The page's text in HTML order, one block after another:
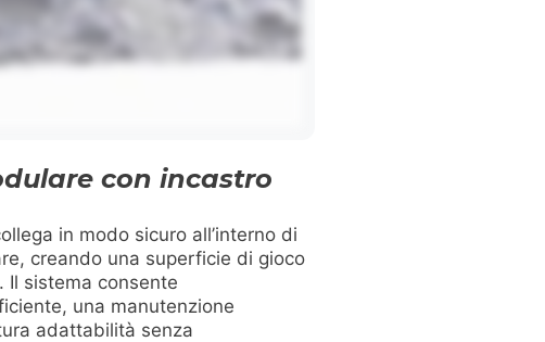
con incastro
in modo sicuro all’interno di
creando una superficie di gioco
Il sistema consente
una manutenzione
adattabilità senza